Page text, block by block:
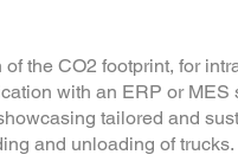
the CO2 footprint, for
with an ERP or
tailored and
and unloading of trucks.